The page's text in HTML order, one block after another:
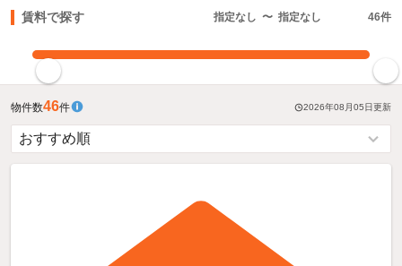
賃料で探す 指定なし 〜 指定なし 46件
物件数46件 2026年08月05日更新